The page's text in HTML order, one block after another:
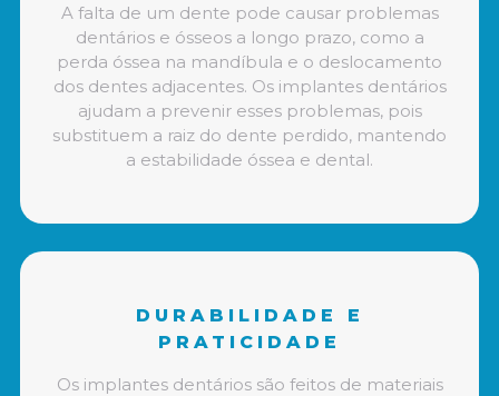
A falta de um dente pode causar problemas
dentários e ósseos a longo prazo, como a
perda óssea na mandíbula e o deslocamento
dos dentes adjacentes. Os implantes dentários
ajudam a prevenir esses problemas, pois
substituem a raiz do dente perdido, mantendo
a estabilidade óssea e dental.
DURABILIDADE E
PRATICIDADE
Os implantes dentários são feitos de materiais